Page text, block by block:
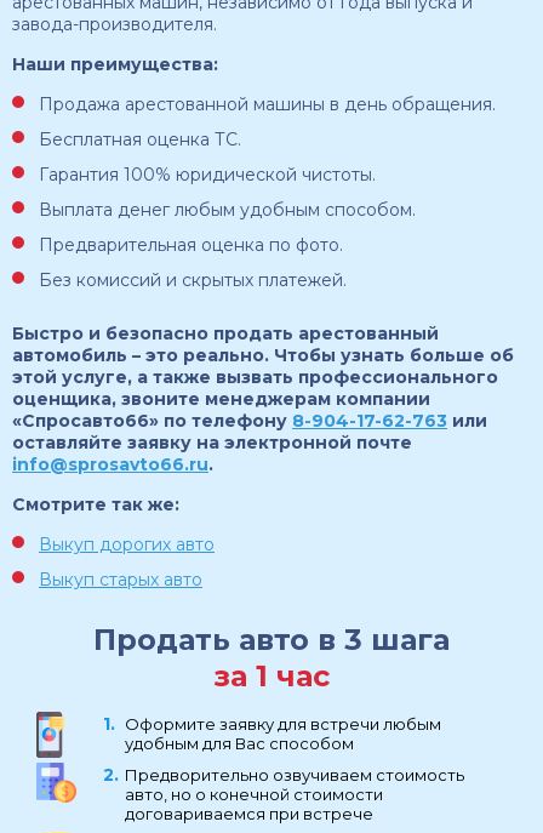
завода-производителя.
Наши преимущества:
Продажа арестованной машины в день обращения.
Бесплатная оценка ТС.
Гарантия 100% юридической чистоты.
Выплата денег любым удобным способом.
Предварительная оценка по фото.
Без комиссий и скрытых платежей.
Быстро и безопасно продать арестованный
автомобиль – это реально. Чтобы узнать больше об
этой услуге, а также вызвать профессионального
оценщика, звоните менеджерам компании
«Спросавто66» по телефону 8-904-17-62-763 или
оставляйте заявку на электронной почте
info@sprosavto66.ru.
Смотрите так же:
Выкуп дорогих авто
Выкуп старых авто
Продать авто в 3 шага
за 1 час
Оформите заявку для встречи любым
удобным для Вас способом
Предворительно озвучиваем стоимость
авто, но о конечной стоимости
договариваемся при встрече